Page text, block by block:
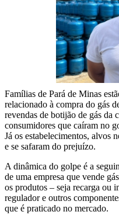
Famílias de Pará de Minas
relacionado à compra do gás
revendas de botijão de gás da
consumidores que caíram no
Já os estabelecimentos, alvos
e se safaram do prejuízo.
A dinâmica do golpe é a
de uma empresa que vende
os produtos – seja recarga ou
regulador e outros
que é praticado no mercado.